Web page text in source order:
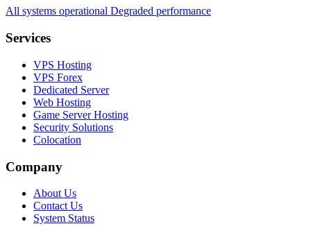
All systems operational Degraded performance
Services
VPS Hosting
VPS Forex
Dedicated Server
Web Hosting
Game Server Hosting
Security Solutions
Colocation
Company
About Us
Contact Us
System Status